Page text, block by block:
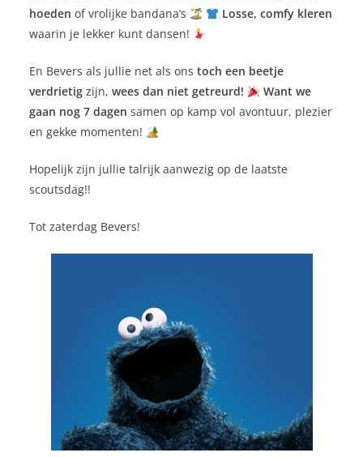
hoeden of vrolijke bandana’s
Losse, comfy kleren
waarin je lekker kunt dansen!
En Bevers als jullie net als ons toch een beetje
verdrietig zijn, wees dan niet getreurd!
Want we
gaan nog 7 dagen samen op kamp vol avontuur, plezier
en gekke momenten!
Hopelijk zijn jullie talrijk aanwezig op de laatste
scoutsdag!!
Tot zaterdag Bevers!